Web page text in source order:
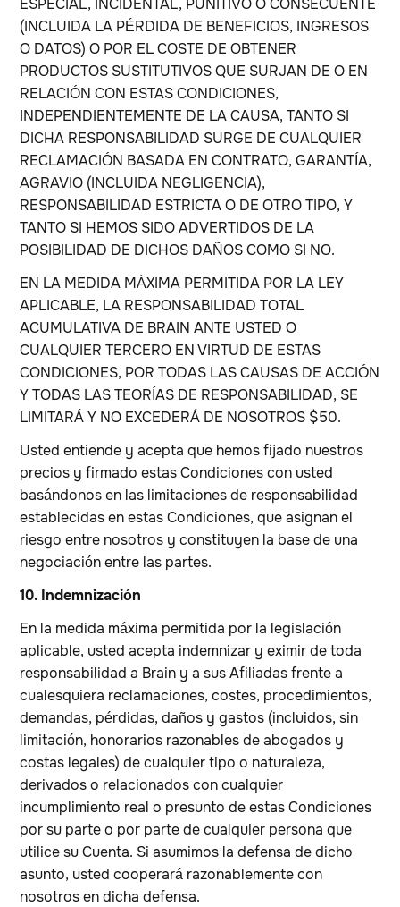
ESPECIAL, INCIDENTAL, PUNITIVO O CONSECUENTE
(INCLUIDA LA PÉRDIDA DE BENEFICIOS, INGRESOS
O DATOS) O POR EL COSTE DE OBTENER
PRODUCTOS SUSTITUTIVOS QUE SURJAN DE O EN
RELACIÓN CON ESTAS CONDICIONES,
INDEPENDIENTEMENTE DE LA CAUSA, TANTO SI
DICHA RESPONSABILIDAD SURGE DE CUALQUIER
RECLAMACIÓN BASADA EN CONTRATO, GARANTÍA,
AGRAVIO (INCLUIDA NEGLIGENCIA),
RESPONSABILIDAD ESTRICTA O DE OTRO TIPO, Y
TANTO SI HEMOS SIDO ADVERTIDOS DE LA
POSIBILIDAD DE DICHOS DAÑOS COMO SI NO.
EN LA MEDIDA MÁXIMA PERMITIDA POR LA LEY
APLICABLE, LA RESPONSABILIDAD TOTAL
ACUMULATIVA DE BRAIN ANTE USTED O
CUALQUIER TERCERO EN VIRTUD DE ESTAS
CONDICIONES, POR TODAS LAS CAUSAS DE ACCIÓN
Y TODAS LAS TEORÍAS DE RESPONSABILIDAD, SE
LIMITARÁ Y NO EXCEDERÁ DE NOSOTROS $50.
Usted entiende y acepta que hemos fijado nuestros
precios y firmado estas Condiciones con usted
basándonos en las limitaciones de responsabilidad
establecidas en estas Condiciones, que asignan el
riesgo entre nosotros y constituyen la base de una
negociación entre las partes.
10. Indemnización
En la medida máxima permitida por la legislación
aplicable, usted acepta indemnizar y eximir de toda
responsabilidad a Brain y a sus Afiliadas frente a
cualesquiera reclamaciones, costes, procedimientos,
demandas, pérdidas, daños y gastos (incluidos, sin
limitación, honorarios razonables de abogados y
costas legales) de cualquier tipo o naturaleza,
derivados o relacionados con cualquier
incumplimiento real o presunto de estas Condiciones
por su parte o por parte de cualquier persona que
utilice su Cuenta. Si asumimos la defensa de dicho
asunto, usted cooperará razonablemente con
nosotros en dicha defensa.